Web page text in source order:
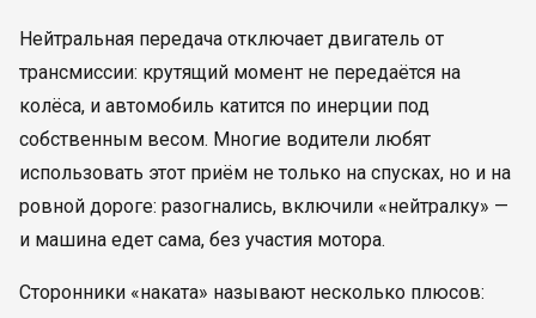
Нейтральная передача отключает двигатель от
трансмиссии: крутящий момент не передаётся на
колёса, и автомобиль катится по инерции под
собственным весом. Многие водители любят
использовать этот приём не только на спусках, но и на
ровной дороге: разогнались, включили «нейтралку» —
и машина едет сама, без участия мотора.
Сторонники «наката» называют несколько плюсов: